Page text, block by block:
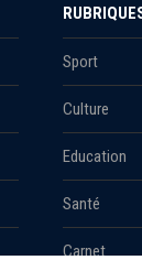
Sport
Culture
Education
Santé
Carnet